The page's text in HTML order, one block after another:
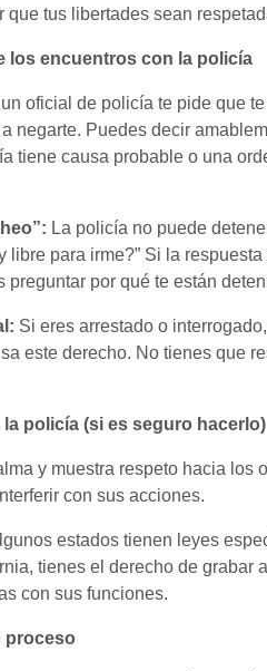
tus libertades sean
los encuentros con la policía
oficial de policía te pide que
negarte. Puedes decir
tiene causa probable o una
La policía no puede
libre para irme?” Si la
preguntar por qué te están
Si eres arrestado o
este derecho. No tienes que
policía (si es seguro hacerlo)
y muestra respeto hacia los
con sus acciones.
estados tienen leyes
tienes el derecho de grabar
con sus funciones.
proceso